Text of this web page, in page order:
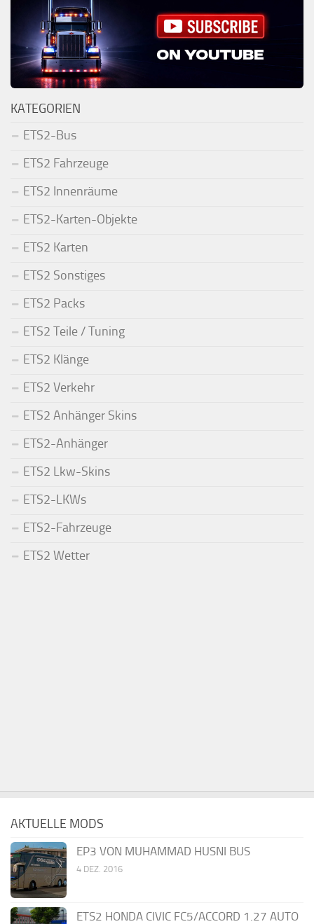
KATEGORIEN
ETS2-Bus
ETS2 Fahrzeuge
ETS2 Innenräume
ETS2-Karten-Objekte
ETS2 Karten
ETS2 Sonstiges
ETS2 Packs
ETS2 Teile / Tuning
ETS2 Klänge
ETS2 Verkehr
ETS2 Anhänger Skins
ETS2-Anhänger
ETS2 Lkw-Skins
ETS2-LKWs
ETS2-Fahrzeuge
ETS2 Wetter
AKTUELLE MODS
EP3 VON MUHAMMAD HUSNI BUS
4 DEZ. 2016
ETS2 HONDA CIVIC FC5/ACCORD 1.27 AUTO